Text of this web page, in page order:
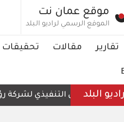
موقع عمان نت
الموقع الرسمي لراديو البلد
تقارير مقالات تحقيقات
البلد
الرئيس التنفيذي لشركة رؤية